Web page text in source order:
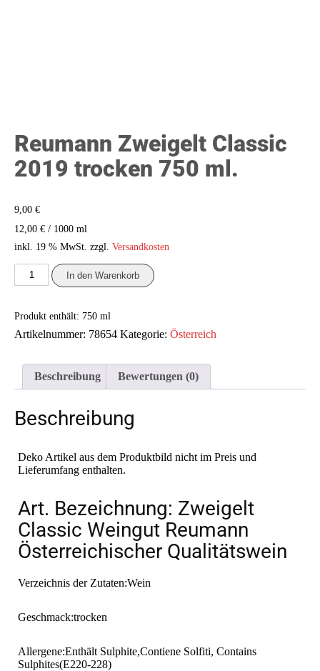
Reumann Zweigelt Classic
2019 trocken 750 ml.
9,00 €
12,00 € / 1000 ml
inkl. 19 % MwSt. zzgl. Versandkosten
Reumann
Zweigelt
trocken
750
In den Warenkorb
Produkt enthält: 750 ml
Artikelnummer: 78654 Kategorie: Österreich
Beschreibung Bewertungen (0)
Beschreibung
Deko Artikel aus dem Produktbild nicht im Preis und
Lieferumfang enthalten.
Art. Bezeichnung: Zweigelt
Classic Weingut Reumann
Österreichischer Qualitätswein
Verzeichnis der Zutaten:Wein
Geschmack:trocken
Allergene:Enthält Sulphite,Contiene Solfiti, Contains
Sulphites(E220-228)